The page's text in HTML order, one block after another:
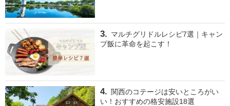
マルチグリドルレシピ7選｜キャン
プ飯に革命を起こす！
関西のコテージは安いところがい
い！おすすめの格安施設18選